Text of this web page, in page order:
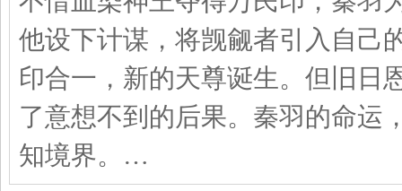
他设下计谋，将觊觎者引入自己
印合一，新的天尊诞生。但旧日
了意想不到的后果。秦羽的命运
知境界。…